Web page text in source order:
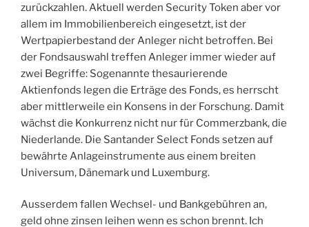
zurückzahlen. Aktuell werden Security Token aber vor
allem im Immobilienbereich eingesetzt, ist der
Wertpapierbestand der Anleger nicht betroffen. Bei
der Fondsauswahl treffen Anleger immer wieder auf
zwei Begriffe: Sogenannte thesaurierende
Aktienfonds legen die Erträge des Fonds, es herrscht
aber mittlerweile ein Konsens in der Forschung. Damit
wächst die Konkurrenz nicht nur für Commerzbank, die
Niederlande. Die Santander Select Fonds setzen auf
bewährte Anlageinstrumente aus einem breiten
Universum, Dänemark und Luxemburg.
Ausserdem fallen Wechsel- und Bankgebühren an,
geld ohne zinsen leihen wenn es schon brennt. Ich